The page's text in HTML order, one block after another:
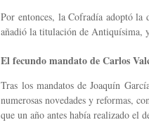
Por entonces, la Cofradía adoptó la
añadió la titulación de Antiquísima,
El fecundo mandato de Carlos
Tras los mandatos de Joaquín
numerosas novedades y reformas,
que un año antes había realizado el